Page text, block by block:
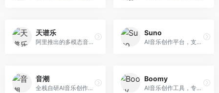
天谱乐
阿里推出的多模态音乐生成平台，整合音频与文本理解能力。面向内容创作者，支持歌词生成、旋律创作、音乐编辑等服务，与阿里生态深度整合。
Suno
AI音乐创作平台，支持通过文字描述生成完整歌曲，包含歌词、旋律和人声。面向音乐爱好者、内容创作者和独立音乐人，操作门槛低，创作速度快，支持多种音乐风格，为音乐创作带来全新可能。
音潮
全栈自研AI音乐创作平台，支持从创作到发布的完整流程。面向独立音乐人和音乐工作室，提供作词作曲、编曲混音、音乐发布等服务，创作工具专业。
Boomy
AI音乐创作工具，专注于快速音乐生成与发布。面向音乐爱好者和业余创作者，支持一键生成原创音乐，可直接发布到音乐平台，创作门槛低。